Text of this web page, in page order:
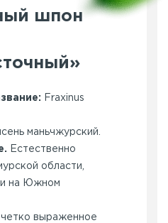
шпон
Fraxinus
маньчжурский.
Естественно
области,
и на Южном
выраженное